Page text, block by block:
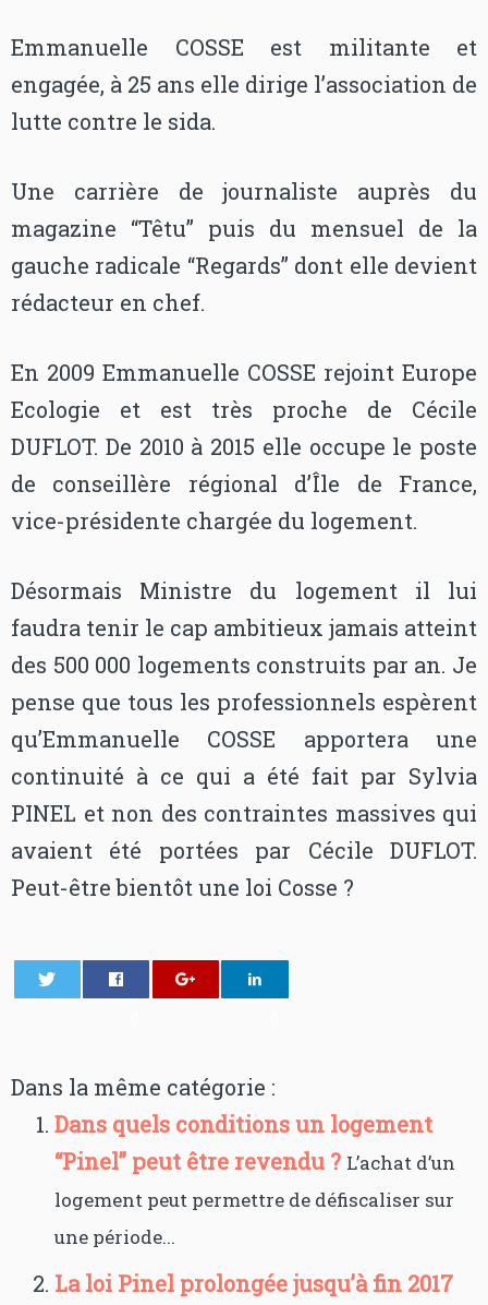
Emmanuelle COSSE est militante et
engagée, à 25 ans elle dirige l’association de
lutte contre le sida.
Une carrière de journaliste auprès du
magazine “Têtu” puis du mensuel de la
gauche radicale “Regards” dont elle devient
rédacteur en chef.
En 2009 Emmanuelle COSSE rejoint Europe
Ecologie et est très proche de Cécile
DUFLOT. De 2010 à 2015 elle occupe le poste
de conseillère régional d’Île de France,
vice-présidente chargée du logement.
Désormais Ministre du logement il lui
faudra tenir le cap ambitieux jamais atteint
des 500 000 logements construits par an. Je
pense que tous les professionnels espèrent
qu’Emmanuelle COSSE apportera une
continuité à ce qui a été fait par Sylvia
PINEL et non des contraintes massives qui
avaient été portées par Cécile DUFLOT.
Peut-être bientôt une loi Cosse ?
Dans la même catégorie :
Dans quels conditions un logement
“Pinel” peut être revendu ? L’achat d’un
logement peut permettre de défiscaliser sur
une période...
La loi Pinel prolongée jusqu’à fin 2017